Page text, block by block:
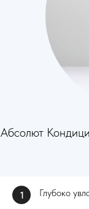
Абсолют
1 Глубоко